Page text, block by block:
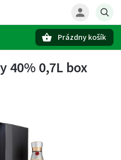
Prázdny košík
40% 0,7L box